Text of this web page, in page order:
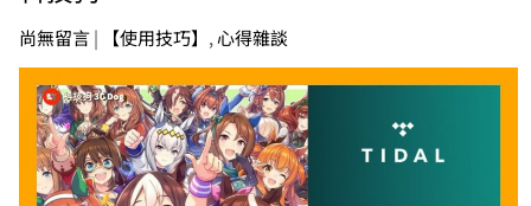
尚無留言| 【使用技巧】 ,心得雜談